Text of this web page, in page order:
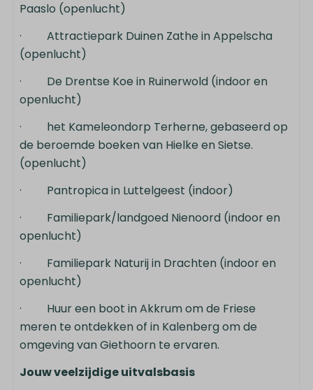
Paaslo (openlucht)
· Attractiepark Duinen Zathe in Appelscha
(openlucht)
· De Drentse Koe in Ruinerwold (indoor en
openlucht)
· het Kameleondorp Terherne, gebaseerd op
de beroemde boeken van Hielke en Sietse.
(openlucht)
· Pantropica in Luttelgeest (indoor)
· Familiepark/landgoed Nienoord (indoor en
openlucht)
· Familiepark Naturij in Drachten (indoor en
openlucht)
· Huur een boot in Akkrum om de Friese
meren te ontdekken of in Kalenberg om de
omgeving van Giethoorn te ervaren.
Jouw veelzijdige uitvalsbasis